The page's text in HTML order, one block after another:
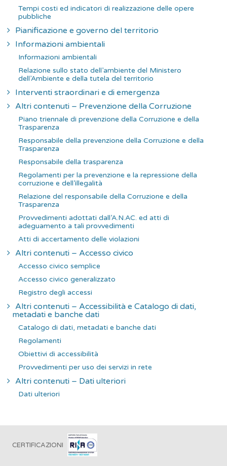
Tempi costi ed indicatori di realizzazione delle opere
pubbliche
Pianificazione e governo del territorio
Informazioni ambientali
Informazioni ambientali
Relazione sullo stato dell’ambiente del Ministero
dell’Ambiente e della tutela del territorio
Interventi straordinari e di emergenza
Altri contenuti – Prevenzione della Corruzione
Piano triennale di prevenzione della Corruzione e della
Trasparenza
Responsabile della prevenzione della Corruzione e della
Trasparenza
Responsabile della trasparenza
Regolamenti per la prevenzione e la repressione della
corruzione e dell’illegalità
Relazione del responsabile della Corruzione e della
Trasparenza
Provvedimenti adottati dall’A.N.AC. ed atti di
adeguamento a tali provvedimenti
Atti di accertamento delle violazioni
Altri contenuti – Accesso civico
Accesso civico semplice
Accesso civico generalizzato
Registro degli accessi
Altri contenuti – Accessibilità e Catalogo di dati,
metadati e banche dati
Catalogo di dati, metadati e banche dati
Regolamenti
Obiettivi di accessibilità
Provvedimenti per uso dei servizi in rete
Altri contenuti – Dati ulteriori
Dati ulteriori
CERTIFICAZIONI